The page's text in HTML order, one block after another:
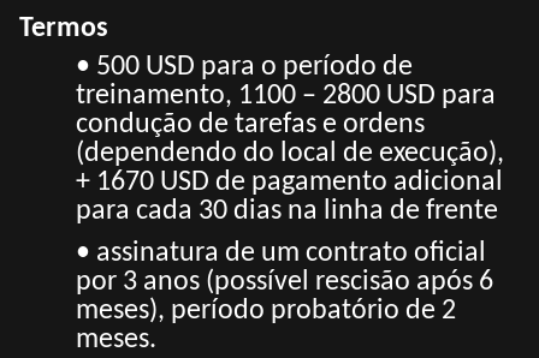
Termos
• 500 USD para o período de
treinamento, 1100 – 2800 USD para
condução de tarefas e ordens
(dependendo do local de execução),
+ 1670 USD de pagamento adicional
para cada 30 dias na linha de frente
• assinatura de um contrato oficial
por 3 anos (possível rescisão após 6
meses), período probatório de 2
meses.